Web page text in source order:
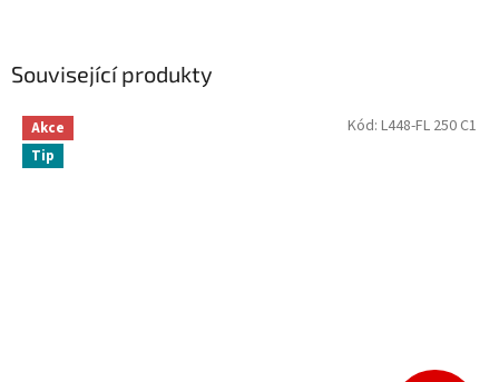
Související produkty
Akce
Tip
Kód: L448-FL 250 C1